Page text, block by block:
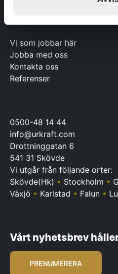
Om oss
Vi som jobbar här
Jobba med oss
Kontakta oss
Referenser
0500-48 14 44
info@urkraft.com
Drottninggatan 6
541 31 Skövde
Vi utgår från följande orter:
Skövde(Hk) • Stockholm •
Växjö • Karlstad • Falun •
Vårt nyhetsbrev
PRENUMERERA